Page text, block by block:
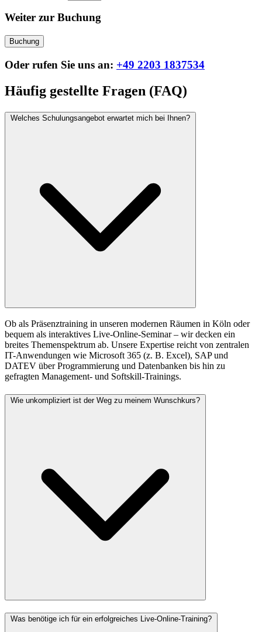
Weiter zur Buchung
Buchung
Oder rufen Sie uns an: +49 2203 1837534
Häufig gestellte Fragen (FAQ)
Welches Schulungsangebot erwartet mich bei Ihnen?
Ob als Präsenztraining in unseren modernen Räumen in Köln oder
bequem als interaktives Live-Online-Seminar – wir decken ein
breites Themenspektrum ab. Unsere Expertise reicht von zentralen
IT-Anwendungen wie Microsoft 365 (z. B. Excel), SAP und
DATEV über Programmierung und Datenbanken bis hin zu
gefragten Management- und Softskill-Trainings.
Wie unkompliziert ist der Weg zu meinem Wunschkurs?
Was benötige ich für ein erfolgreiches Live-Online-Training?